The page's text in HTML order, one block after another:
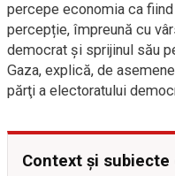
percepe economia ca
percepție, împreună cu
democrat și sprijinul său
Gaza, explică, de
părţi a electoratului
Context și subiecte